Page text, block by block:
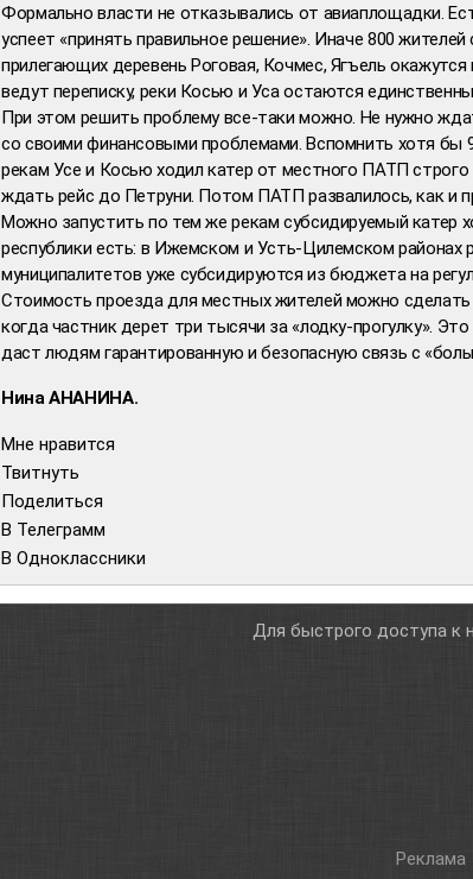
Формально власти не отказывались от авиаплощадки.
успеет «принять правильное решение». Иначе 800
прилегающих деревень Роговая, Кочмес, Ягъель
ведут переписку, реки Косью и Уса остаются
При этом решить проблему все-таки можно. Не нужно
со своими финансовыми проблемами. Вспомнить хотя бы
рекам Усе и Косью ходил катер от местного ПАТП
ждать рейс до Петруни. Потом ПАТП развалилось, как и
Можно запустить по тем же рекам субсидируемый катер
республики есть: в Ижемском и Усть-Цилемском районах
муниципалитетов уже субсидируются из бюджета на
Стоимость проезда для местных жителей можно сделать
когда частник дерет три тысячи за «лодку-прогулку».
даст людям гарантированную и безопасную связь с
Нина АНАНИНА.
Мне нравится
Твитнуть
Поделиться
В Телеграмм
В Одноклассники
Для быстрого доступа к
Реклама